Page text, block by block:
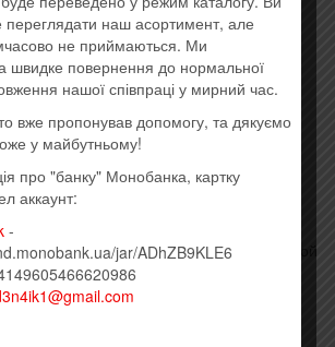
в выходные/праздничные дни будут
рабочий день, сразу после их
как таковых, нет, но Вы всегда
нам и мы сделаем всё, что в
актуальны только для заказов
магазин), по телефону или любой другой
в магазине (точке выдачи заказов)
цен на сайте (интернет магазине).
наш асортимент, але
не приймаються. Ми
швидке повернення до нормальної
нашої співпраці у мирний час.
вже пропонував допомогу, та дякуємо
у майбутньому!
про "банку" Монобанка, картку
аккаунт:
-
jar/ADhZB9KLE6